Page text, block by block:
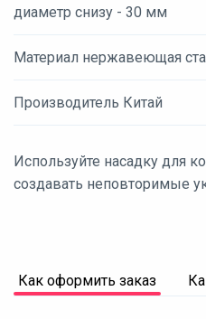
диаметр снизу - 30 мм
Материал нержавеющая
Производитель Китай
Используйте насадку для
создавать неповторимые
Как оформить заказ